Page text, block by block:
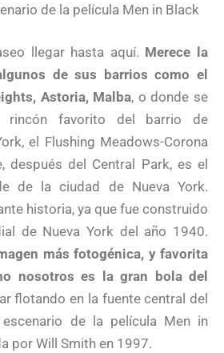
de la película Men in Black
llegar hasta aquí. Merece la
de sus barrios como el
Astoria, Malba, o donde se
rincón favorito del barrio de
el Flushing Meadows-Corona
después del Central Park, es el
de la ciudad de Nueva York.
historia, ya que fue construido
de Nueva York del año 1940.
más fotogénica, y favorita
nosotros es la gran bola del
flotando en la fuente central del
de la película Men in
por Will Smith en 1997.